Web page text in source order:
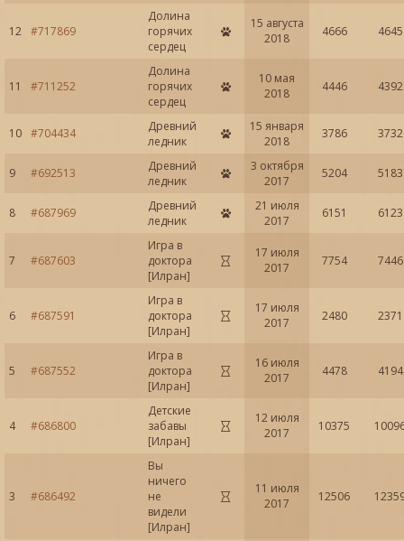
12 #717869
Долина
горячих
сердец
15 августа
2018
4666 4645
11 #711252
Долина
горячих
сердец
10 мая
2018
4446 4392
10 #704434
Древний
ледник
15 января
2018
3786 3732
9 #692513
Древний
ледник
3 октября
2017
5204 5183
8 #687969
Древний
ледник
21 июля
2017
6151 6123
7 #687603
Игра в
доктора
[Илран]
17 июля
2017
7754 7446
6 #687591
Игра в
доктора
[Илран]
17 июля
2017
2480 2371
5 #687552
Игра в
доктора
[Илран]
16 июля
2017
4478 4194
4 #686800
Детские
забавы
[Илран]
12 июля
2017
10375
3 #686492
Вы
ничего
не
видели
[Илран]
11 июля
2017
12506